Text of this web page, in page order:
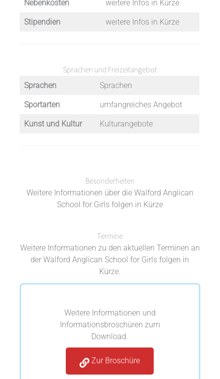
Nebenkosten weitere Infos in Kürze
Stipendien weitere Infos in Kürze
Sprachen und Freizeitangebot
Sprachen Sprachen
Sportarten umfangreiches Angebot
Kunst und Kultur Kulturangebote
Besonderheiten
Weitere Informationen über die Walford Anglican
School for Girls folgen in Kürze
Termine
Weitere Informationen zu den aktuellen Terminen an
der Walford Anglican School for Girls folgen in
Kürze.
Weitere Informationen und
Informationsbroschüren zum
Download.
Zur Broschüre